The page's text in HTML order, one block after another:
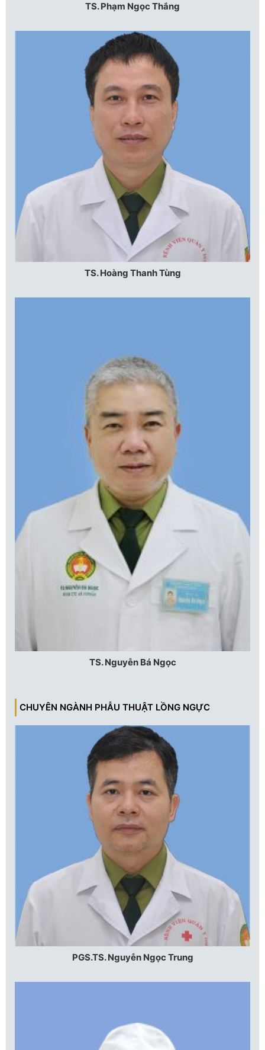
TS. Phạm Ngọc Thắng
TS. Hoàng Thanh Tùng
TS. Nguyễn Bá Ngọc
CHUYÊN NGÀNH PHẪU THUẬT LỒNG NGỰC
PGS.TS. Nguyễn Ngọc Trung